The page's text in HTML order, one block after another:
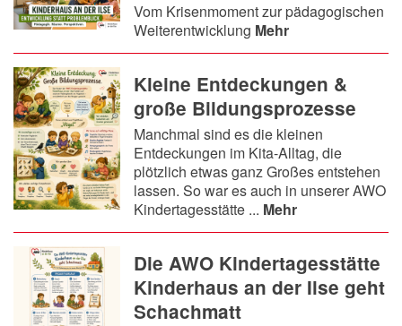
Vom Krisenmoment zur pädagogischen
Weiterentwicklung Mehr
Kleine Entdeckungen &
große Bildungsprozesse
Manchmal sind es die kleinen
Entdeckungen im Kita-Alltag, die
plötzlich etwas ganz Großes entstehen
lassen. So war es auch in unserer AWO
Kindertagesstätte ... Mehr
Die AWO Kindertagesstätte
Kinderhaus an der Ilse geht
Schachmatt